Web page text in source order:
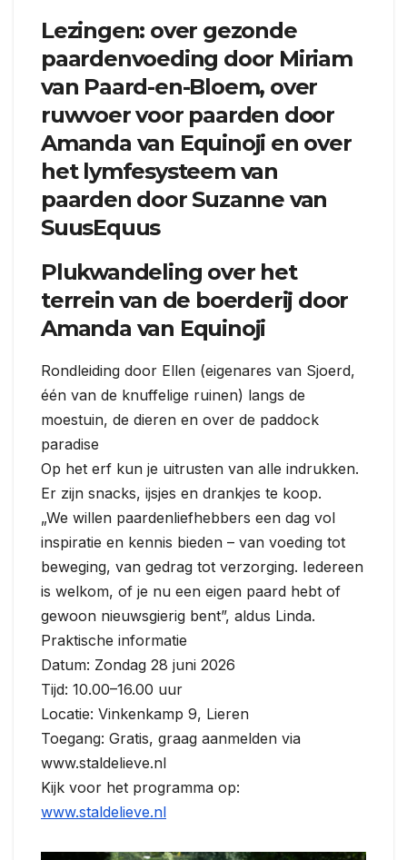
Lezingen: over gezonde
paardenvoeding door Miriam
van Paard-en-Bloem, over
ruwvoer voor paarden door
Amanda van Equinoji en over
het lymfesysteem van
paarden door Suzanne van
SuusEquus
Plukwandeling over het
terrein van de boerderij door
Amanda van Equinoji
Rondleiding door Ellen (eigenares van Sjoerd,
één van de knuffelige ruinen) langs de
moestuin, de dieren en over de paddock
paradise
Op het erf kun je uitrusten van alle indrukken.
Er zijn snacks, ijsjes en drankjes te koop.
„We willen paardenliefhebbers een dag vol
inspiratie en kennis bieden – van voeding tot
beweging, van gedrag tot verzorging. Iedereen
is welkom, of je nu een eigen paard hebt of
gewoon nieuwsgierig bent”, aldus Linda.
Praktische informatie
Datum: Zondag 28 juni 2026
Tijd: 10.00–16.00 uur
Locatie: Vinkenkamp 9, Lieren
Toegang: Gratis, graag aanmelden via
www.staldelieve.nl
Kijk voor het programma op:
www.staldelieve.nl